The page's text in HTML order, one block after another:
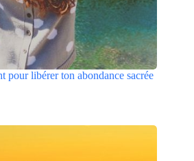
pour libérer ton abondance sacrée